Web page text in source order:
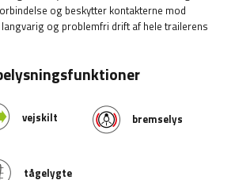
og beskytter kontakterne mod
og problemfri drift af hele trailerens
vejskilt
tågelygte
bremselys